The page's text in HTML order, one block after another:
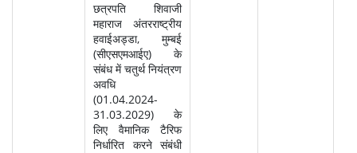
छत्रपति शिवाजी
महाराज अंतरराष्‍ट्रीय
हवाईअड्डा, मुम्‍बई
(सीएसएमआईए) के
संबंध में चतुर्थ नियंत्रण
अवधि
(01.04.2024-
31.03.2029) के
लिए वैमानिक टैरिफ
निर्धारित करने संबंधी